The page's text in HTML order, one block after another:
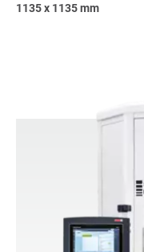
1135 x 1135 mm